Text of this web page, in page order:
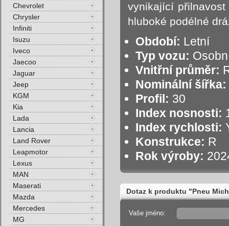
vynikající
hluboké podélné
Období: Letní
Typ vozu:
Vnitřní průměr:
Nominální šířka:
Profil: 30
Index nosnosti:
Index rychlosti:
Konstrukce: R
Rok výroby:
Dotaz k produktu "Pneu
Vaše jméno:
Chevrolet
Chrysler
Infiniti
Isuzu
Iveco
Jaecoo
Jaguar
Jeep
KGM
Kia
Lada
Lancia
Land Rover
Leapmotor
Lexus
MAN
Maserati
Mazda
Mercedes
MG